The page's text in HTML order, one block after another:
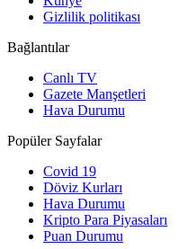
Gizlilik politikası
Bağlantılar
Canlı TV
Gazete Manşetleri
Hava Durumu
Popüler Sayfalar
Covid 19
Döviz Kurları
Hava Durumu
Kripto Para Piyasaları
Puan Durumu